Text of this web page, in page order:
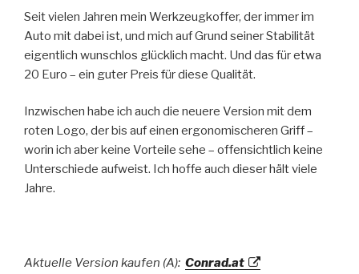
Seit vielen Jahren mein Werkzeugkoffer, der immer im
Auto mit dabei ist, und mich auf Grund seiner Stabilität
eigentlich wunschlos glücklich macht. Und das für etwa
20 Euro – ein guter Preis für diese Qualität.
Inzwischen habe ich auch die neuere Version mit dem
roten Logo, der bis auf einen ergonomischeren Griff –
worin ich aber keine Vorteile sehe – offensichtlich keine
Unterschiede aufweist. Ich hoffe auch dieser hält viele
Jahre.
Aktuelle Version kaufen (A): Conrad.at